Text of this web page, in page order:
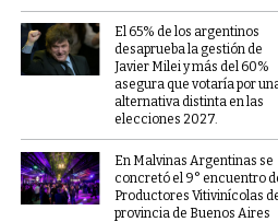
El 65% de los argentinos
desaprueba la gestión de
Javier Milei y más del 60%
asegura que votaría por
alternativa distinta en las
elecciones 2027.
En Malvinas Argentinas se
concretó el 9° encuentro
Productores Vitivinícolas
provincia de Buenos Aires